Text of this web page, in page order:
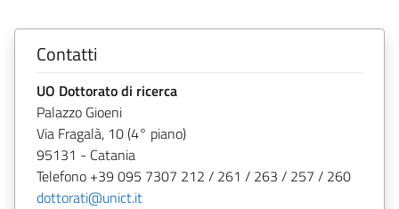
Contatti
UO Dottorato di ricerca
Palazzo Gioeni
Via Fragalà, 10 (4° piano)
95131 - Catania
Telefono +39 095 7307 212 / 261 / 263 / 257 / 260
dottorati@unict.it